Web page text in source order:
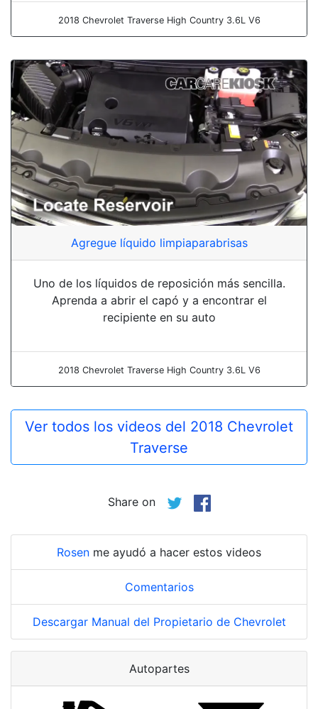
2018 Chevrolet Traverse High Country 3.6L V6
Agregue líquido limpiaparabrisas
Uno de los líquidos de reposición más sencilla.
Aprenda a abrir el capó y a encontrar el
recipiente en su auto
2018 Chevrolet Traverse High Country 3.6L V6
Ver todos los videos del 2018 Chevrolet
Traverse
Share on
Rosen me ayudó a hacer estos videos
Comentarios
Descargar Manual del Propietario de Chevrolet
Autopartes